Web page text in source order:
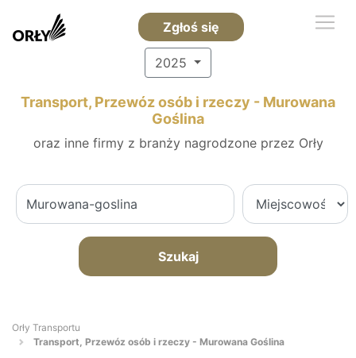
Zgłoś się
2025
Transport, Przewóz osób i rzeczy - Murowana
Goślina
oraz inne firmy z branży nagrodzone przez Orły
Szukaj
Orły Transportu
Transport, Przewóz osób i rzeczy - Murowana Goślina